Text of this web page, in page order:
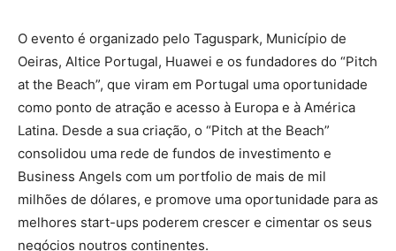
O evento é organizado pelo Taguspark, Município de
Oeiras, Altice Portugal, Huawei e os fundadores do “Pitch
at the Beach”, que viram em Portugal uma oportunidade
como ponto de atração e acesso à Europa e à América
Latina. Desde a sua criação, o “Pitch at the Beach”
consolidou uma rede de fundos de investimento e
Business Angels com um portfolio de mais de mil
milhões de dólares, e promove uma oportunidade para as
melhores start-ups poderem crescer e cimentar os seus
negócios noutros continentes.